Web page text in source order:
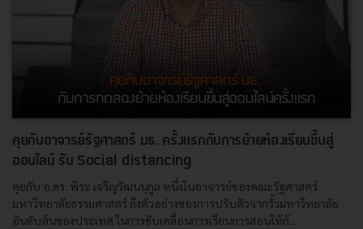
คุยกับอาจารย์รัฐศาสตร์ มธ. ครั้งแรกกับการย้ายห้องเรียนขึ้นสู่
ออนไลน์ รับ Social distancing
คุยกับ อ.ดร. พีระ เจริญวัฒนนุกูล หนึ่งในอาจารย์ของคณะรัฐศาสตร์
มหาวิทยาลัยธรรมศาสตร์ ถึงตัวอย่างของการปรับตัวจากรั้วมหาวิทยาลัย
อันดับต้นของประเทศ ในการขับเคลื่อนการเรียนการสอนให้ก้...